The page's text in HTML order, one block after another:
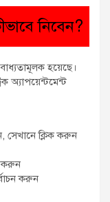
নিবেন?
হয়েছে।
অ্যাপয়েন্টমেন্ট
ক্লিক করুন
করুন
করুন